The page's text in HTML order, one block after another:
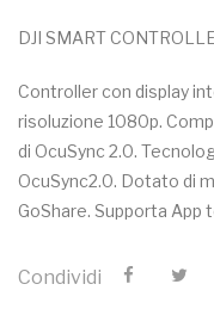
DJI SMART
Controller con display
risoluzione 1080p.
di OcuSync 2.0.
OcuSync2.0. Dotato di
GoShare. Supporta App
Condividi